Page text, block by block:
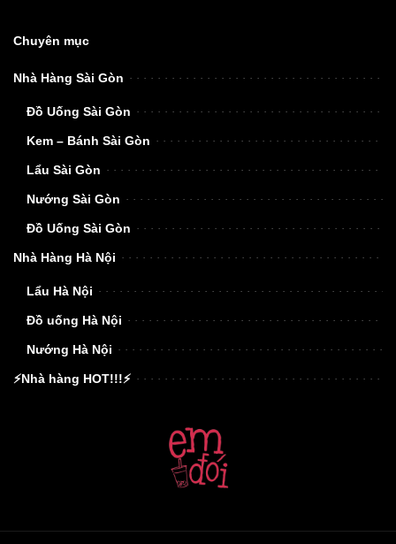
Chuyên mục
Nhà Hàng Sài Gòn
Đồ Uống Sài Gòn
Kem – Bánh Sài Gòn
Lẩu Sài Gòn
Nướng Sài Gòn
Đồ Uống Sài Gòn
Nhà Hàng Hà Nội
Lẩu Hà Nội
Đồ uống Hà Nội
Nướng Hà Nội
⚡Nhà hàng HOT!!!⚡